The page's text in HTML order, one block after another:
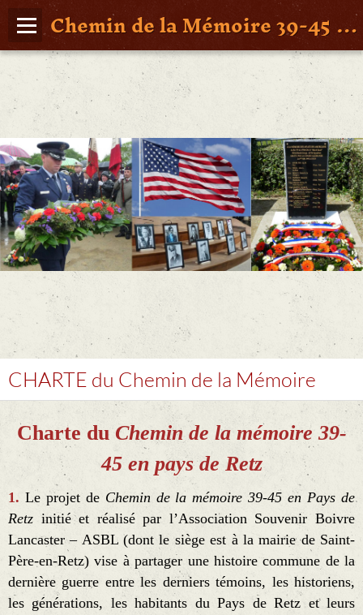
Chemin de la Mémoire 39-45 en Pays de Retz
Page d'accueil
Agenda
Album Photos
Vidéos
Poche St Nazaire
Contact
FAITS DE GUERRE
Figures Marquantes
CHARTE du Chemin de la Mémoire
Charte du Chemin de la mémoire 39-
45 en pays de Retz
1. Le projet de Chemin de la mémoire 39-45 en Pays de
Retz initié et réalisé par l’Association Souvenir Boivre
Lancaster – ASBL (dont le siège est à la mairie de Saint-
Père-en-Retz) vise à partager une histoire commune de la
dernière guerre entre les derniers témoins, les historiens,
les générations, les habitants du Pays de Retz et leurs